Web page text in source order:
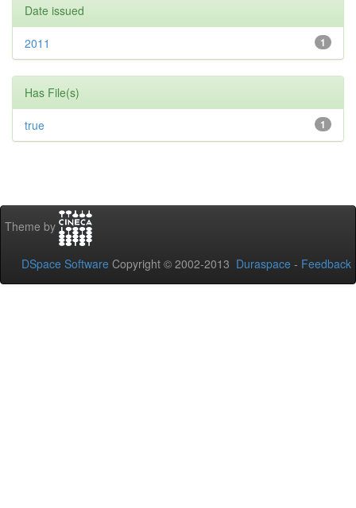
Date issued
1
2011
Has File(s)
1
true
Theme by
DSpace Software Copyright © 2002-2013 Duraspace - Feedback